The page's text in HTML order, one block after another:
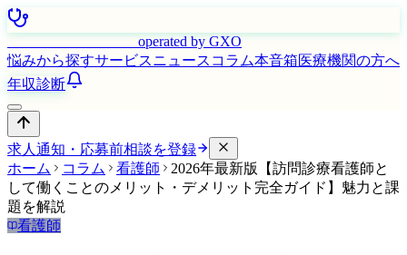
operated by GXO
悩みから探すサービスニュース コラム本音箱医療機関の方へ
年収診断
求人通知・応募前相談を登録
ホーム
コラム 看護師
2026年最新版【訪問診療看護師と
して働くことのメリット・デメリット完全ガイド】魅力と課
題を解説
看護師